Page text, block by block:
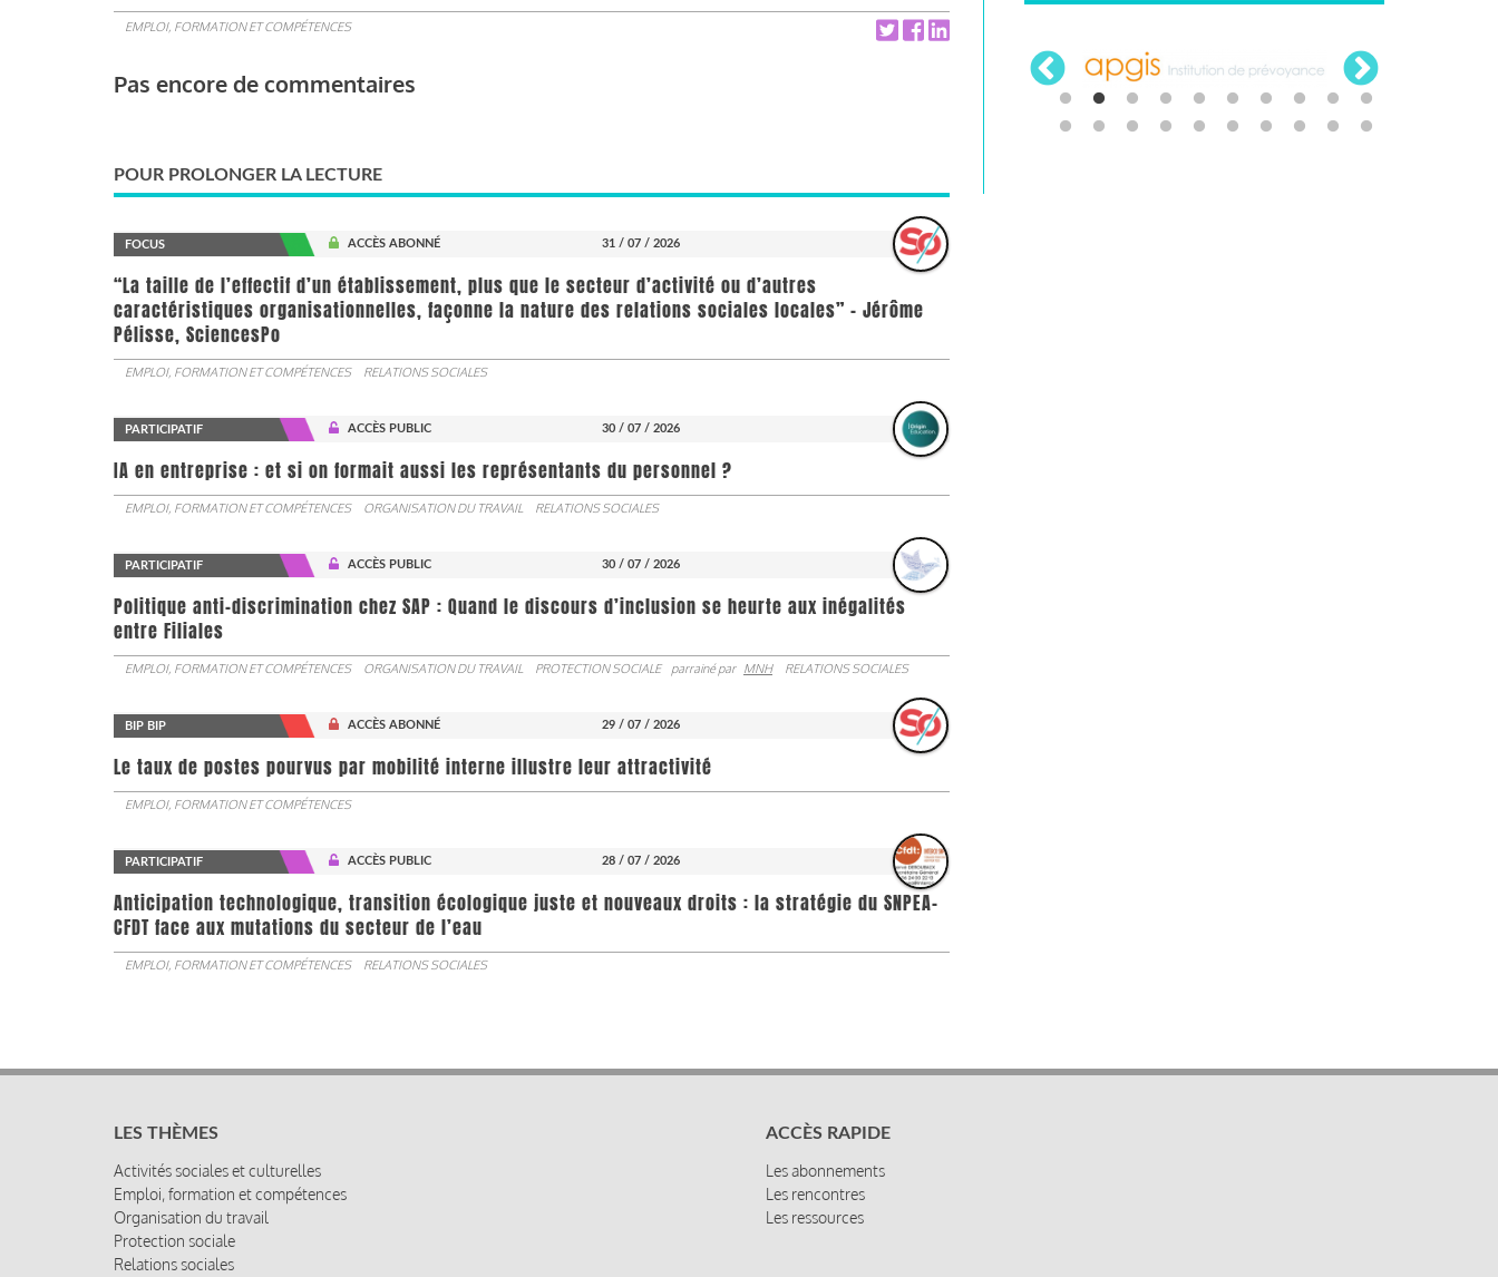
EMPLOI, FORMATION ET COMPÉTENCES
Pas encore de commentaires
POUR PROLONGER LA LECTURE
FOCUS ACCÈS ABONNÉ 31 / 07 / 2026
“La taille de l’effectif d’un établissement, plus que le secteur d’activité ou d’autres
caractéristiques organisationnelles, façonne la nature des relations sociales locales” - Jérôme
Pélisse, SciencesPo
EMPLOI, FORMATION ET COMPÉTENCES RELATIONS SOCIALES
PARTICIPATIF ACCÈS PUBLIC 30 / 07 / 2026
IA en entreprise : et si on formait aussi les représentants du personnel ?
EMPLOI, FORMATION ET COMPÉTENCES ORGANISATION DU TRAVAIL RELATIONS SOCIALES
PARTICIPATIF ACCÈS PUBLIC 30 / 07 / 2026
Politique anti-discrimination chez SAP : Quand le discours d’inclusion se heurte aux inégalités
entre Filiales
EMPLOI, FORMATION ET COMPÉTENCES ORGANISATION DU TRAVAIL PROTECTION SOCIALE parrainé par MNH RELATIONS SOCIALES
BIP BIP ACCÈS ABONNÉ 29 / 07 / 2026
Le taux de postes pourvus par mobilité interne illustre leur attractivité
EMPLOI, FORMATION ET COMPÉTENCES
PARTICIPATIF ACCÈS PUBLIC 28 / 07 / 2026
Anticipation technologique, transition écologique juste et nouveaux droits : la stratégie du SNPEA-
CFDT face aux mutations du secteur de l’eau
EMPLOI, FORMATION ET COMPÉTENCES RELATIONS SOCIALES
LES THÈMES
Activités sociales et culturelles
Emploi, formation et compétences
Organisation du travail
Protection sociale
Relations sociales
ACCÈS RAPIDE
Les abonnements
Les rencontres
Les ressources